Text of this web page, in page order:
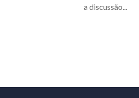
a discussão...